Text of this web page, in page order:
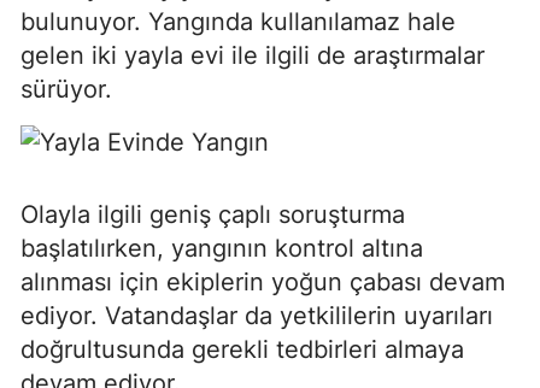
bulunuyor. Yangında kullanılamaz hale
gelen iki yayla evi ile ilgili de araştırmalar
sürüyor.
Olayla ilgili geniş çaplı soruşturma
başlatılırken, yangının kontrol altına
alınması için ekiplerin yoğun çabası devam
ediyor. Vatandaşlar da yetkililerin uyarıları
doğrultusunda gerekli tedbirleri almaya